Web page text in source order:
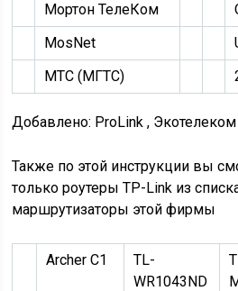
Мортон ТелеКом
MosNet
МТС (МГТС)
Добавлено: ProLink , Экотелеком
Также по этой инструкции вы
только роутеры TP-Link из
маршрутизаторы этой фирмы
Archer C1
TL-
WR1043ND